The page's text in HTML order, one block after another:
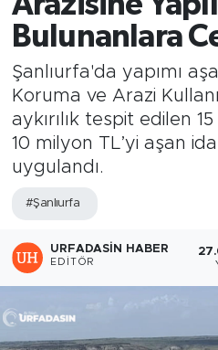
Bulunanlara
Şanlıurfa'da yapımı
Koruma ve Arazi
aykırılık tespit edilen
10 milyon TL’yi aşan
uygulandı.
#Şanlıurfa
URFADASIN HABER
EDITÖR
TEKNOLOJİ
OTOMOBİL
Son Dakika Haberleri
Haber Arşivi